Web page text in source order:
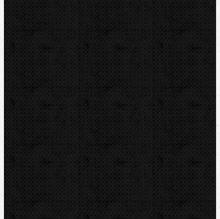
NIPO
ROTHENBERGER
REMS
VIRAX
LEISTER
CBC